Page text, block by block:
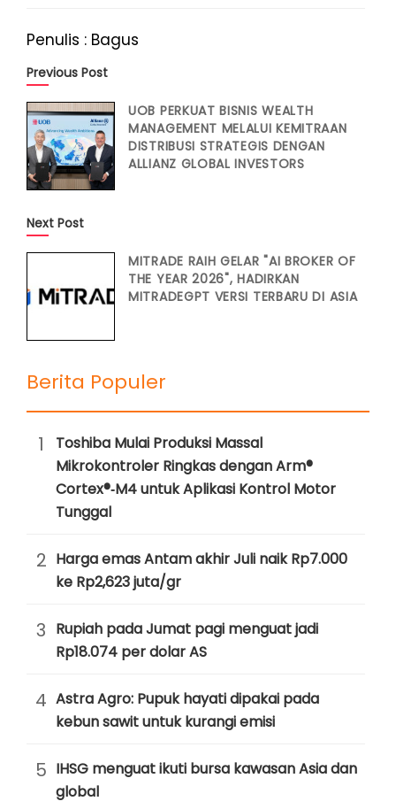
Penulis : Bagus
Previous Post
UOB PERKUAT BISNIS WEALTH
MANAGEMENT MELALUI KEMITRAAN
DISTRIBUSI STRATEGIS DENGAN
ALLIANZ GLOBAL INVESTORS
Next Post
MITRADE RAIH GELAR "AI BROKER OF
THE YEAR 2026", HADIRKAN
MITRADEGPT VERSI TERBARU DI ASIA
Berita Populer
1
Toshiba Mulai Produksi Massal
Mikrokontroler Ringkas dengan Arm®
Cortex®‑M4 untuk Aplikasi Kontrol Motor
Tunggal
2 Harga emas Antam akhir Juli naik Rp7.000
ke Rp2,623 juta/gr
3 Rupiah pada Jumat pagi menguat jadi
Rp18.074 per dolar AS
4 Astra Agro: Pupuk hayati dipakai pada
kebun sawit untuk kurangi emisi
5 IHSG menguat ikuti bursa kawasan Asia dan
global